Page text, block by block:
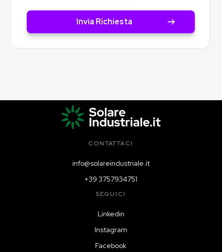
CONTATTACI
info@solareindustriale.it
+39 3757934751
SEGUICI
Linkedin
Instagram
Facebook